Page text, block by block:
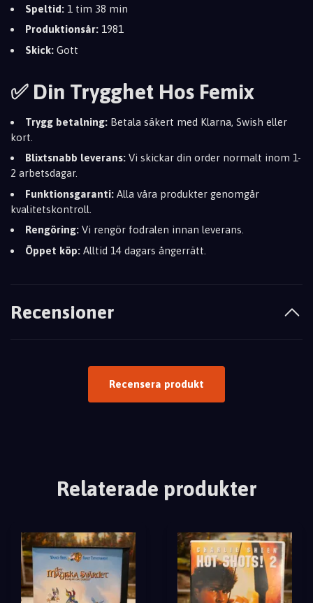
Speltid: 1 tim 38 min
Produktionsår: 1981
Skick: Gott
✅ Din Trygghet Hos Femix
Trygg betalning: Betala säkert med Klarna, Swish eller
kort.
Blixtsnabb leverans: Vi skickar din order normalt inom 1-
2 arbetsdagar.
Funktionsgaranti: Alla våra produkter genomgår
kvalitetskontroll.
Rengöring: Vi rengör fodralen innan leverans.
Öppet köp: Alltid 14 dagars ångerrätt.
Recensioner
Recensera produkt
Relaterade produkter